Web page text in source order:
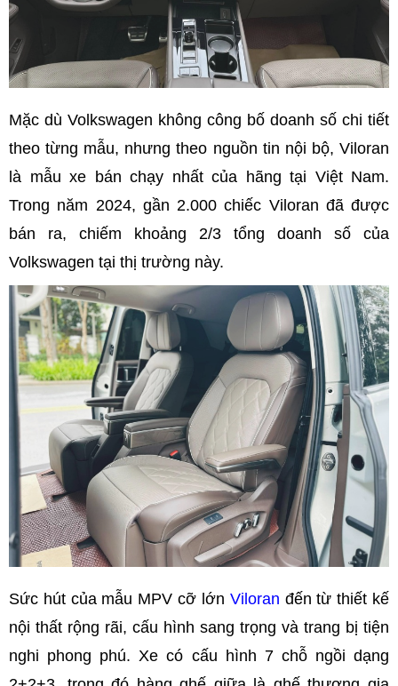
Mặc dù Volkswagen không công bố doanh số chi tiết
theo từng mẫu, nhưng theo nguồn tin nội bộ, Viloran
là mẫu xe bán chạy nhất của hãng tại Việt Nam.
Trong năm 2024, gần 2.000 chiếc Viloran đã được
bán ra, chiếm khoảng 2/3 tổng doanh số của
Volkswagen tại thị trường này.
Sức hút của mẫu MPV cỡ lớn Viloran đến từ thiết kế
nội thất rộng rãi, cấu hình sang trọng và trang bị tiện
nghi phong phú. Xe có cấu hình 7 chỗ ngồi dạng